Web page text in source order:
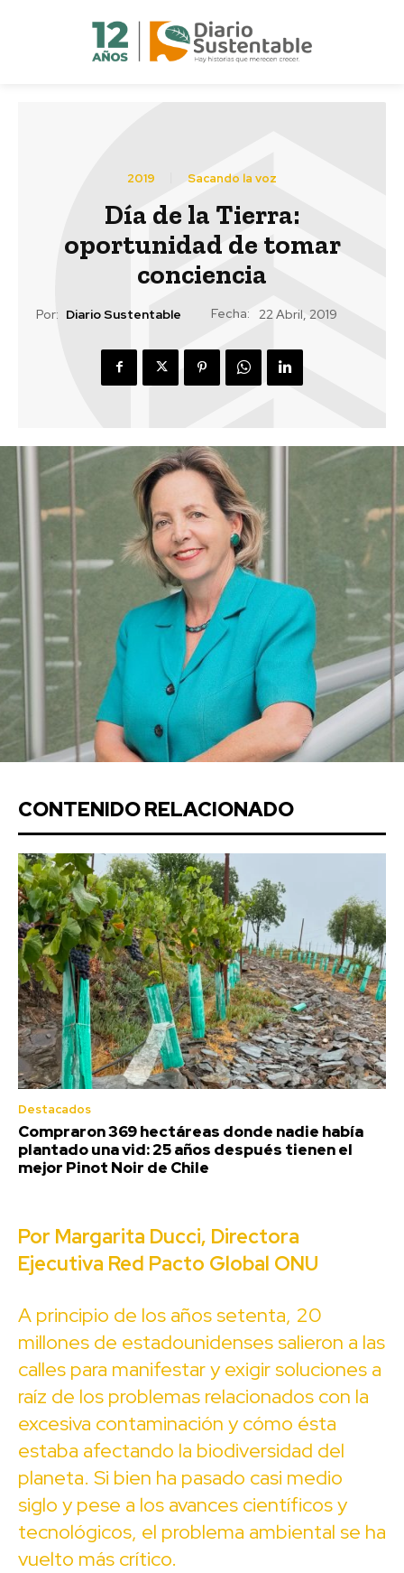
2019 Sacando la voz
Día de la Tierra:
oportunidad de tomar
conciencia
Por: Diario Sustentable Fecha: 22 Abril, 2019
CONTENIDO RELACIONADO
Destacados
Compraron 369 hectáreas donde nadie había
plantado una vid: 25 años después tienen el
mejor Pinot Noir de Chile
Por Margarita Ducci, Directora
Ejecutiva Red Pacto Global ONU
A principio de los años setenta, 20
millones de estadounidenses salieron a las
calles para manifestar y exigir soluciones a
raíz de los problemas relacionados con la
excesiva contaminación y cómo ésta
estaba afectando la biodiversidad del
planeta. Si bien ha pasado casi medio
siglo y pese a los avances científicos y
tecnológicos, el problema ambiental se ha
vuelto más crítico.